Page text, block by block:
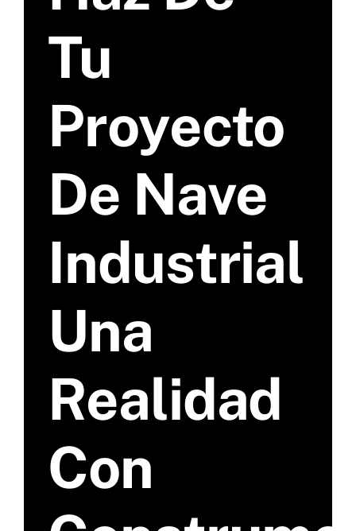
Tu
Proyecto
De Nave
Industrial
Una
Realidad
Con